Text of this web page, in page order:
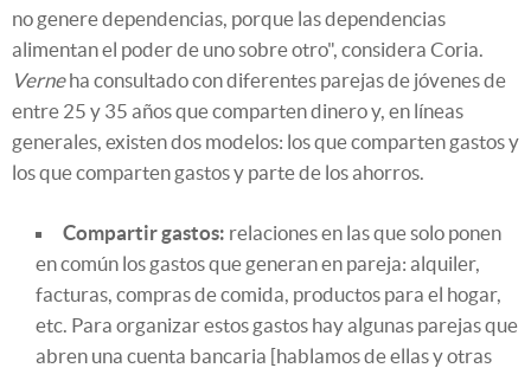
no genere dependencias, porque las dependencias
alimentan el poder de uno sobre otro", considera Coria.
Verneha consultado con diferentes parejas de jóvenes de
entre 25 y 35 años que comparten dinero y, en líneas
generales, existen dos modelos: los que comparten gastos y
los que comparten gastos y parte de los ahorros.
Compartir gastos: relaciones en las que solo ponen
en común los gastos que generan en pareja: alquiler,
facturas, compras de comida, productos para el hogar,
etc. Para organizar estos gastos hay algunas parejas que
abren una cuenta bancaria [hablamos de ellas y otras